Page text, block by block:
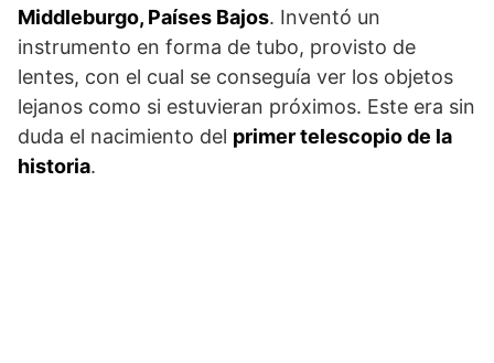
Middleburgo, Países Bajos. Inventó un
instrumento en forma de tubo, provisto de
lentes, con el cual se conseguía ver los objetos
lejanos como si estuvieran próximos. Este era sin
duda el nacimiento del primer telescopio de la
historia.